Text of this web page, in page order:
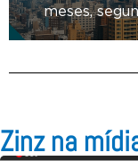
meses,
Zinz na